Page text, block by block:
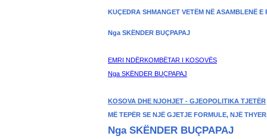
KUÇEDRA SHMANGET VETËM NË ASAMBLENË E
Nga SKËNDER BUÇPAPAJ
EMRI NDËRKOMBËTAR I KOSOVËS
Nga SKËNDER BUÇPAPAJ
KOSOVA DHE NJOHJET - GJEOPOLITIKA TJETËR
MË TEPËR SE NJË GJETJE FORMULE, NJË
Nga SKËNDER BUÇPAPAJ